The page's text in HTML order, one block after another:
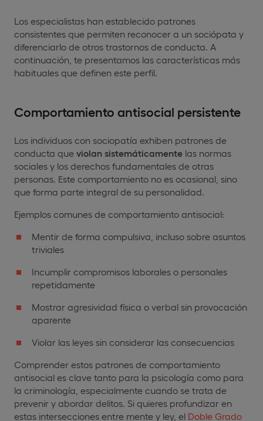
Los especialistas han establecido patrones
consistentes que permiten reconocer a un sociópata y
diferenciarlo de otros trastornos de conducta. A
continuación, te presentamos las características más
habituales que definen este perfil.
Comportamiento antisocial persistente
Los individuos con sociopatía exhiben patrones de
conducta que violan sistemáticamente las normas
sociales y los derechos fundamentales de otras
personas. Este comportamiento no es ocasional, sino
que forma parte integral de su personalidad.
Ejemplos comunes de comportamiento antisocial:
Mentir de forma compulsiva, incluso sobre asuntos
triviales
Incumplir compromisos laborales o personales
repetidamente
Mostrar agresividad física o verbal sin provocación
aparente
Violar las leyes sin considerar las consecuencias
Comprender estos patrones de comportamiento
antisocial es clave tanto para la psicología como para
la criminología, especialmente cuando se trata de
prevenir y abordar delitos. Si quieres profundizar en
estas intersecciones entre mente y ley, el Doble Grado